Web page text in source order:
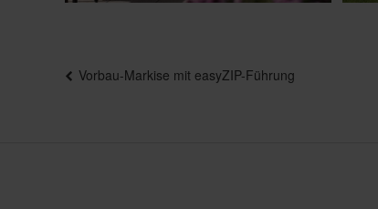
Beitragsnavigation
Vorbau-Markise mit easyZIP-Führung